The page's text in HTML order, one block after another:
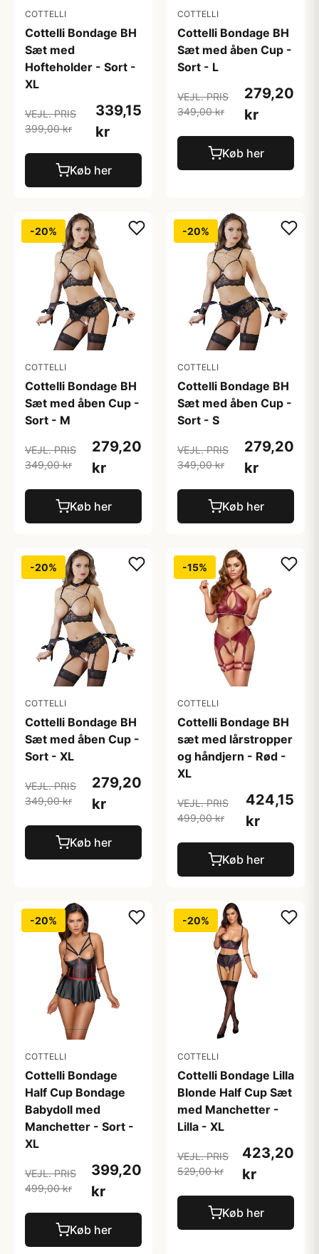
COTTELLI
Cottelli Bondage BH
Sæt med
Hofteholder - Sort -
XL
VEJL. PRIS
399,00 kr
339,15
kr
Køb her
COTTELLI
Cottelli Bondage BH
Sæt med åben Cup -
Sort - L
VEJL. PRIS
349,00 kr
279,20
kr
Køb her
-20%
COTTELLI
Cottelli Bondage BH
Sæt med åben Cup -
Sort - M
VEJL. PRIS
349,00 kr
279,20
kr
Køb her
-20%
COTTELLI
Cottelli Bondage BH
Sæt med åben Cup -
Sort - S
VEJL. PRIS
349,00 kr
279,20
kr
Køb her
-20%
COTTELLI
Cottelli Bondage BH
Sæt med åben Cup -
Sort - XL
VEJL. PRIS
349,00 kr
279,20
kr
Køb her
-15%
COTTELLI
Cottelli Bondage BH
sæt med lårstropper
og håndjern - Rød -
XL
VEJL. PRIS
499,00 kr
424,15
kr
Køb her
-20%
COTTELLI
Cottelli Bondage
Half Cup Bondage
Babydoll med
Manchetter - Sort -
XL
VEJL. PRIS
499,00 kr
399,20
kr
Køb her
-20%
COTTELLI
Cottelli Bondage Lilla
Blonde Half Cup Sæt
med Manchetter -
Lilla - XL
VEJL. PRIS
529,00 kr
423,20
kr
Køb her